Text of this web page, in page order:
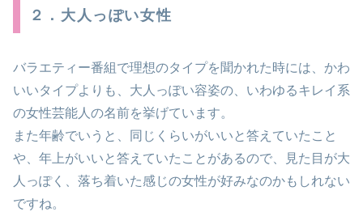
２．大人っぽい女性
バラエティー番組で理想のタイプを聞かれた時には、かわ
いいタイプよりも、大人っぽい容姿の、いわゆるキレイ系
の女性芸能人の名前を挙げています。
また年齢でいうと、同じくらいがいいと答えていたこと
や、年上がいいと答えていたことがあるので、見た目が大
人っぽく、落ち着いた感じの女性が好みなのかもしれない
ですね。